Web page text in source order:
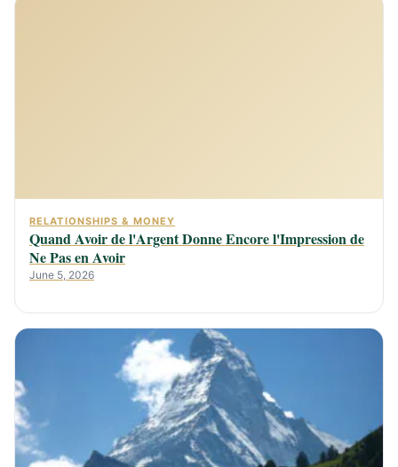
RELATIONSHIPS & MONEY
Quand Avoir de l'Argent Donne Encore l'Impression de
Ne Pas en Avoir
June 5, 2026